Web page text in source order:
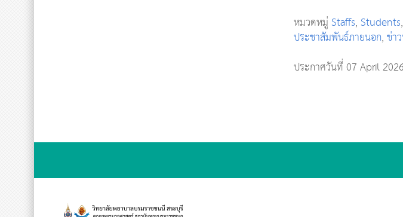
หมวดหมู่Staffs,Students,
ประชาสัมพันธ์ภายนอก,ข่า
ประกาศวันที่ 07 April 2026